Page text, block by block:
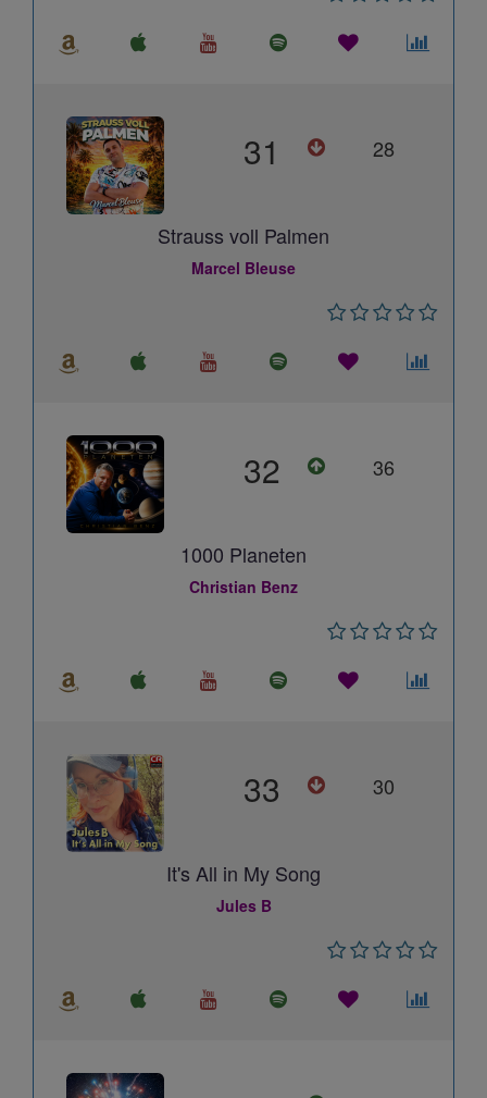
31 28
Strauss voll Palmen
Marcel Bleuse
32 36
1000 Planeten
Christian Benz
33 30
It's All in My Song
Jules B